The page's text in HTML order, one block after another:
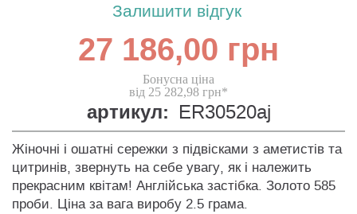
Залишити відгук
27 186,00 грн
Бонусна ціна
від 25 282,98 грн*
артикул: ER30520aj
Жіночні і ошатні сережки з підвісками з аметистів та
цитринів, звернуть на себе увагу, як і належить
прекрасним квітам! Англійська застібка. Золото 585
проби. Ціна за вага виробу 2.5 грама.